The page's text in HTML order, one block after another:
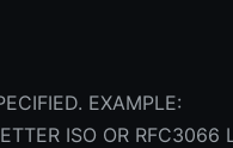
EXAMPLE:
ISO OR RFC3066